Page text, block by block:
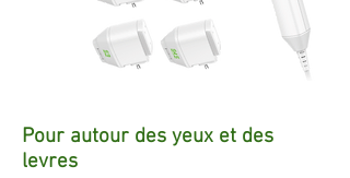
Pour autour des yeux et des
levres